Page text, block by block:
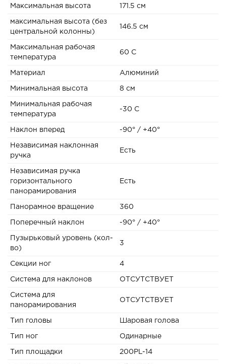
Максимальная высота 171.5 см
максимальная высота (без
центральной колонны)
146.5 см
Максимальная рабочая
температура
60 C
Материал Алюминий
Минимальная высота 8 см
Минимальная рабочая
температура
-30 C
Наклон вперед -90° / +40°
Независимая наклонная
ручка
Есть
Независимая ручка
горизонтального
панорамирования
Есть
Панорамное вращение 360
Поперечный наклон -90° / +40°
Пузырьковый уровень (кол-
во)
3
Секции ног 4
Система для наклонов ОТСУТСТВУЕТ
Система для
панорамирования
ОТСУТСТВУЕТ
Тип головы Шаровая голова
Тип ног Одинарные
Тип площадки 200PL-14